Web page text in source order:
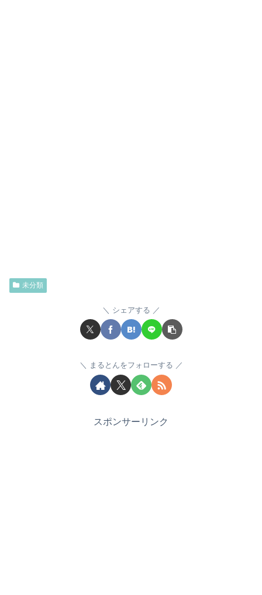
未分類
シェアする
まるとんをフォローする
スポンサーリンク